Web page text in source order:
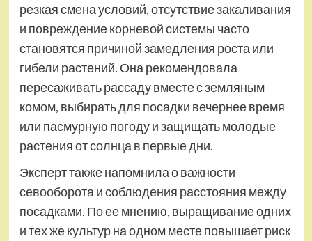
резкая смена условий, отсутствие закаливания
и повреждение корневой системы часто
становятся причиной замедления роста или
гибели растений. Она рекомендовала
пересаживать рассаду вместе с земляным
комом, выбирать для посадки вечернее время
или пасмурную погоду и защищать молодые
растения от солнца в первые дни.
Эксперт также напомнила о важности
севооборота и соблюдения расстояния между
посадками. По ее мнению, выращивание одних
и тех же культур на одном месте повышает риск